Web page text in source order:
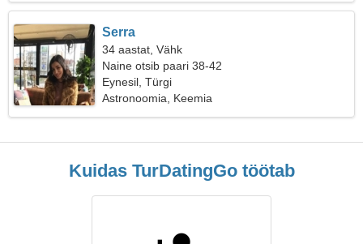
Serra
34 aastat, Vähk
Naine otsib paari 38-42
Eynesil, Türgi
Astronoomia, Keemia
Kuidas TurDatingGo töötab